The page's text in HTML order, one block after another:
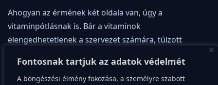
Fontosnak tartjuk az adatok védelmét
A böngészési élmény fokozása, a személyre szabott
Ahogyan az érmének két oldala van, úgy a
vitaminpótlásnak is. Bár a vitaminok
elengedhetetlenek a szervezet számára, túlzott
Egyes vitaminok, például a vízben oldódó C- és B-